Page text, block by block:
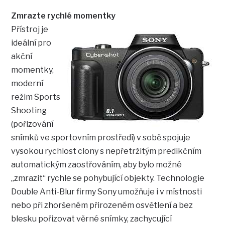
Zmrazte rychlé momentky
Přístroj je
ideální pro
akční
momentky,
moderní
režim Sports
Shooting
(pořizování
snímků ve sportovním prostředí) v sobě spojuje
vysokou rychlost clony s nepřetržitým predikčním
automatickým zaostřováním, aby bylo možné
„zmrazit“ rychle se pohybující objekty. Technologie
Double Anti-Blur firmy Sony umožňuje i v místnosti
nebo při zhoršeném přirozeném osvětlení a bez
blesku pořizovat věrné snímky, zachycující